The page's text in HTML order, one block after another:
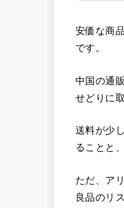
安価な商
です。
中国の通
せどりに
送料が少
ることと
ただ、ア
良品のリ